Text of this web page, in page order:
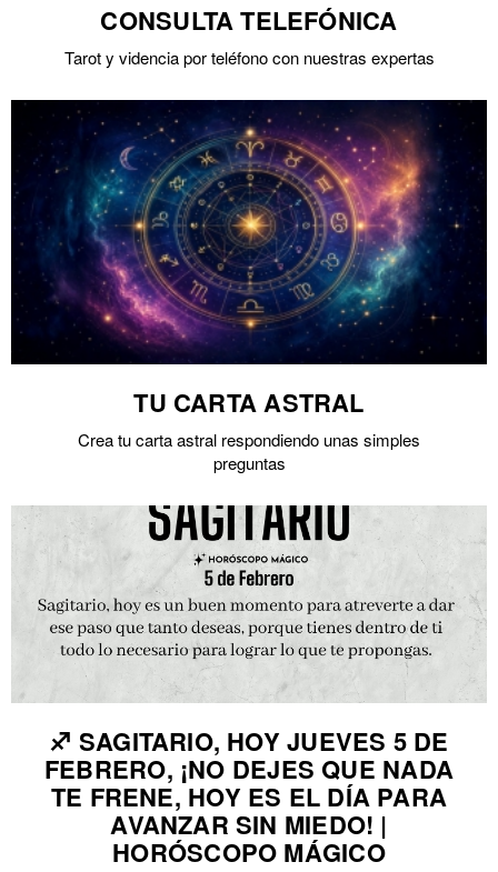
CONSULTA TELEFÓNICA
Tarot y videncia por teléfono con nuestras expertas
TU CARTA ASTRAL
Crea tu carta astral respondiendo unas simples
preguntas
♐ SAGITARIO, HOY JUEVES 5 DE
FEBRERO, ¡NO DEJES QUE NADA
TE FRENE, HOY ES EL DÍA PARA
AVANZAR SIN MIEDO! |
HORÓSCOPO MÁGICO